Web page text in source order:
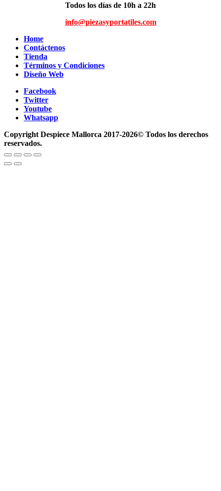
Todos los días de 10h a 22h
info@piezasyportatiles.com
Home
Contáctenos
Tienda
Términos y Condiciones
Diseño Web
Facebook
Twitter
Youtube
Whatsapp
Copyright Despiece Mallorca 2017-2026© Todos los derechos
reservados.